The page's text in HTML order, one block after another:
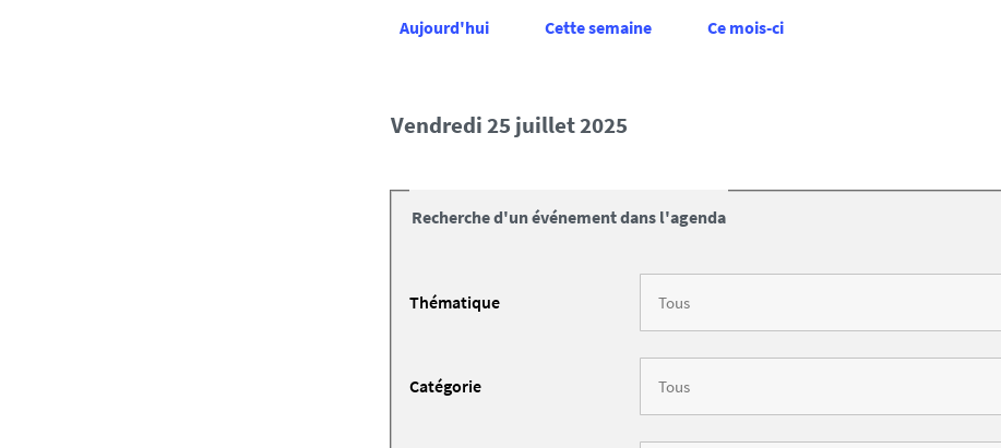
Aujourd'hui Cette semaine Ce mois-ci
vendredi 25 juillet 2025
Recherche d'un événement dans l'agenda
Thématique
Catégorie